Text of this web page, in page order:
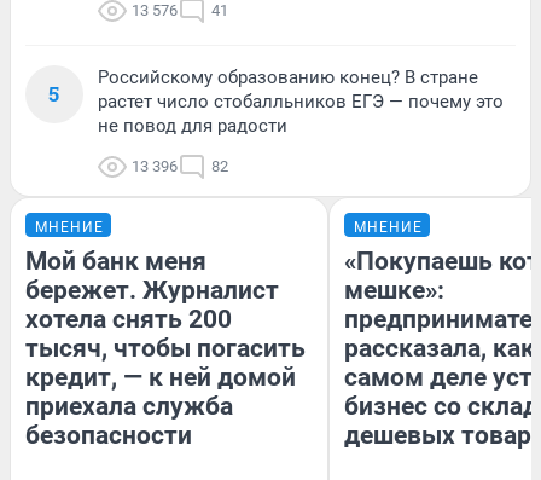
13 576 41
5
Российскому образованию конец? В стране
растет число стобалльников ЕГЭ — почему это
не повод для радости
13 396 82
МНЕНИЕ
Мой банк меня
бережет. Журналист
хотела снять 200
тысяч, чтобы погасить
кредит, — к ней домой
приехала служба
безопасности
МНЕНИЕ
«Покупаешь
мешке»:
рассказала, как
самом деле
бизнес со
дешевых